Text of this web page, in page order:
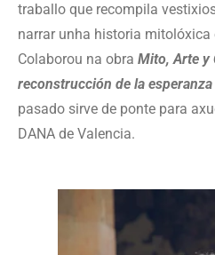
traballo que recompila
narrar unha historia
Colaborou na obra Mito, Arte y
reconstrucción de la esperanza
pasado sirve de ponte para
DANA de Valencia.